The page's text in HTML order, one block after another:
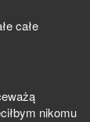
całe
nikomu